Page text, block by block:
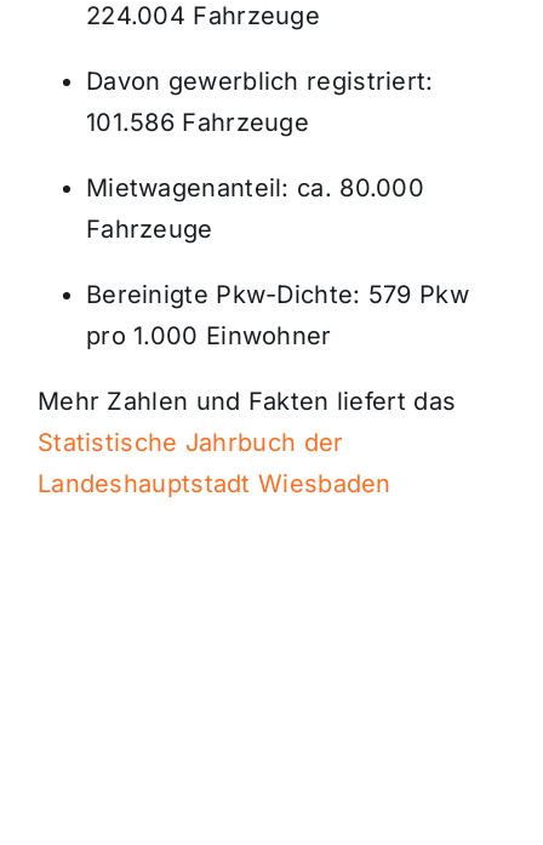
224.004 Fahrzeuge
Davon gewerblich registriert:
101.586 Fahrzeuge
Mietwagenanteil: ca. 80.000
Fahrzeuge
Bereinigte Pkw-Dichte: 579 Pkw
pro 1.000 Einwohner
Mehr Zahlen und Fakten liefert das
Statistische Jahrbuch der
Landeshauptstadt Wiesbaden